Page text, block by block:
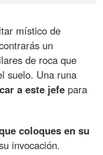
místico de
un
de roca que
suelo. Una runa
a este jefe para
coloques en su
invocación.